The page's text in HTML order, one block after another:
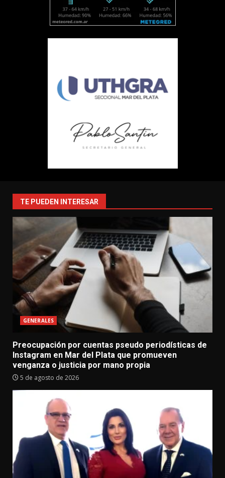
TE PUEDEN INTERESAR
GENERALES
Preocupación por cuentas pseudo periodísticas de
Instagram en Mar del Plata que promueven
venganza o justicia por mano propia
5 de agosto de 2026